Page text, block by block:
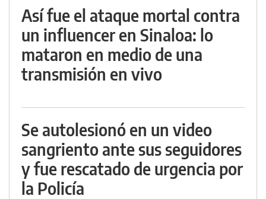
Así fue el ataque mortal contra
un influencer en Sinaloa: lo
mataron en medio de una
transmisión en vivo
Se autolesionó en un video
sangriento ante sus seguidores
y fue rescatado de urgencia por
la Policía